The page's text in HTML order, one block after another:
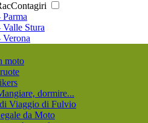
Parma
Valle Stura
Verona
moto
dormire...
Viaggio di Fulvio
da Moto